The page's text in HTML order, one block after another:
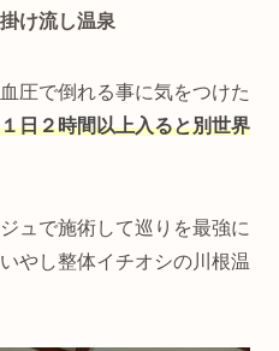
け流し温泉
圧で倒れる事に気をつけた
日２時間以上入ると別世界
ュで施術して巡りを最強に
やし整体イチオシの川根温